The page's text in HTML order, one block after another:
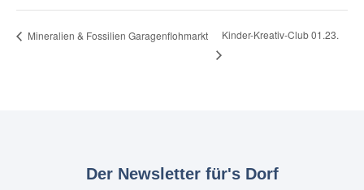
Mineralien & Fossilien Garagenflohmarkt Kinder-Kreativ-Club 01.23.
Der Newsletter für's Dorf